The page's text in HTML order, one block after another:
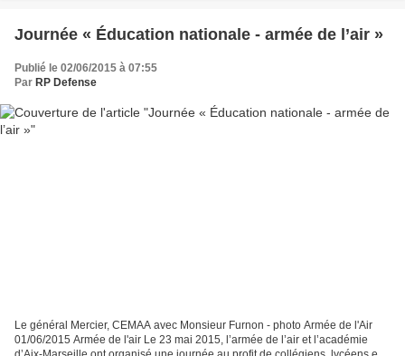
Journée « Éducation nationale - armée de l’air »
Publié le 02/06/2015 à 07:55
Par RP Defense
Le général Mercier, CEMAA avec Monsieur Furnon - photo Armée de l'Air
01/06/2015 Armée de l'air Le 23 mai 2015, l’armée de l’air et l’académie